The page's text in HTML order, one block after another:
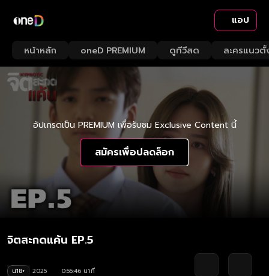
แอป
หน้าหลัก oneD PREMIUM ดูทีวีสด ละครแนวตั้
อัปเกรดเป็น PREMIUM เพื่อรับชม Exclusive Content นี้
สมัครเพื่อปลดล็อก
จิตสะกดแค้น EP.5
น18+ 2025
0:55:46 นาที